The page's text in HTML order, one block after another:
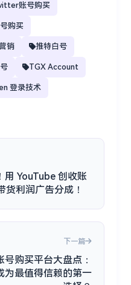
账号购买
购买
销 推特白号
TGX Account
登录技术
用 YouTube 创收账
货利润广告分成！
下一篇
号购买平台大盘点：
为最值得信赖的第一